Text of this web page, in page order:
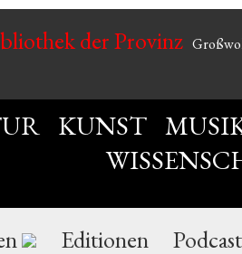
der Provinz
KUNST
Editionen Podcast